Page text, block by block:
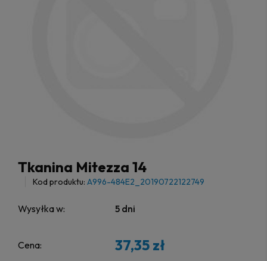
Tkanina Mitezza 14
Kod produktu: A996-484E2_20190722122749
Wysyłka w: 5 dni
Cena: 37,35 zł